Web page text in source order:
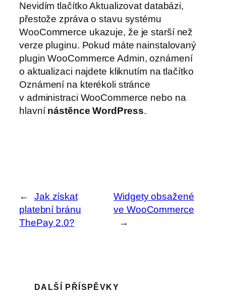
Nevidím tlačítko Aktualizovat databázi,
přestože zpráva o stavu systému
WooCommerce ukazuje, že je starší než
verze pluginu. Pokud máte nainstalovaný
plugin WooCommerce Admin, oznámení
o aktualizaci najdete kliknutím na tlačítko
Oznámení na kterékoli stránce
v administraci WooCommerce nebo na
hlavní nástěnce WordPress.
←
Jak získat
platební bránu
ThePay 2.0?
Widgety obsažené
ve WooCommerce
→
DALŠÍ PŘÍSPĚVKY